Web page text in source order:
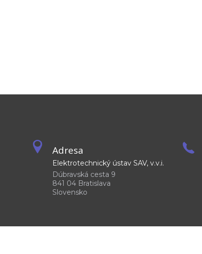
Adresa
Elektrotechnický ústav SAV, v.v.i.
Dúbravská cesta 9
841 04 Bratislava
Slovensko